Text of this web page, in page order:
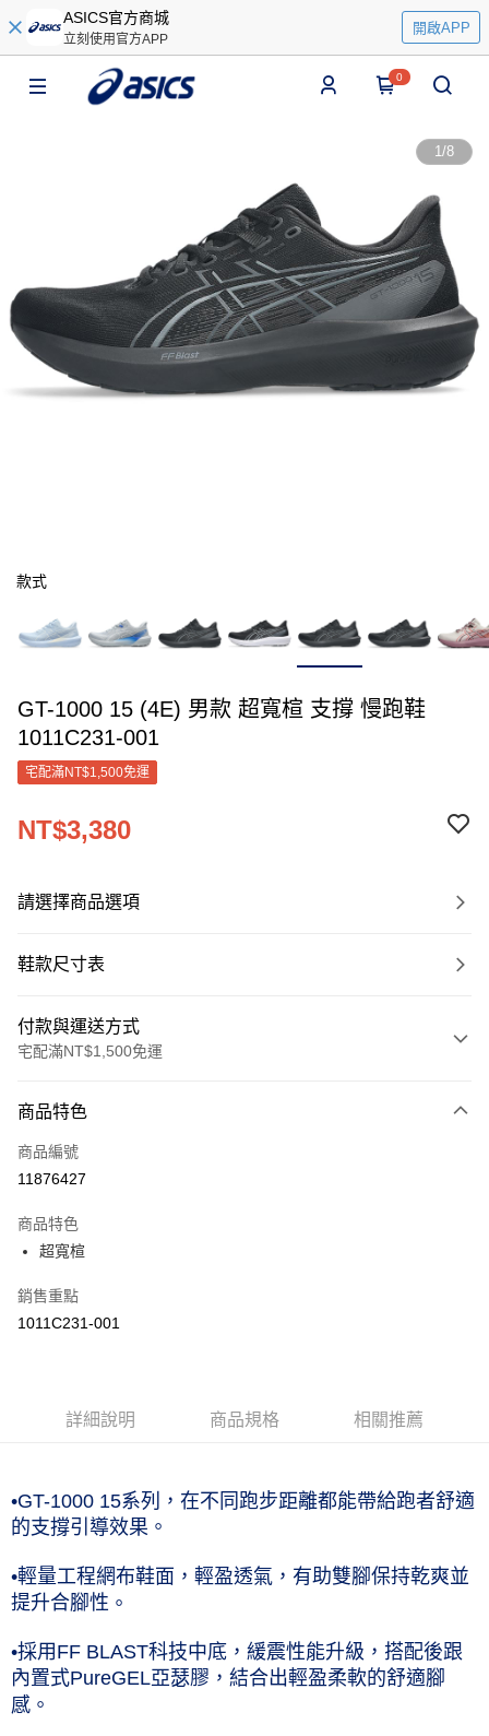
ASICS官方商城
立刻使用官方APP
開啟APP
0
1/8
款式
GT-1000 15 (4E) 男款 超寬楦 支撐 慢跑鞋
1011C231-001
宅配滿NT$1,500免運
NT$3,380
請選擇商品選項
鞋款尺寸表
付款與運送方式
宅配滿NT$1,500免運
信用卡一次付款
運送方式
黑貓宅急便 (僅限台灣本島，離島恕不配送) 預計2-3個工作天到貨
每筆NT$120，滿NT$1,500(含以上)免運費
商品特色
商品編號
11876427
商品特色
超寬楦
銷售重點
1011C231-001
詳細說明 商品規格 相關推薦
•GT-1000 15系列，在不同跑步距離都能帶給跑者舒適
的支撐引導效果。
•輕量工程網布鞋面，輕盈透氣，有助雙腳保持乾爽並
提升合腳性 。
•採用FF BLAST科技中底，緩震性能升級，搭配後跟
內置式PureGEL亞瑟膠，結合出輕盈柔軟的舒適腳
感。